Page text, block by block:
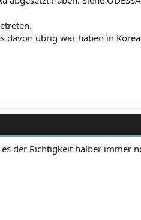
davon übrig war haben in
der Richtigkeit halber immer